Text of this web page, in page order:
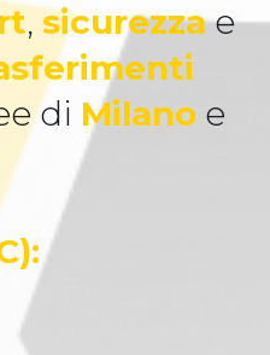
, sicurezzae
di Milanoe